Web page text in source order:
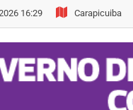
16:29 Carapicuiba